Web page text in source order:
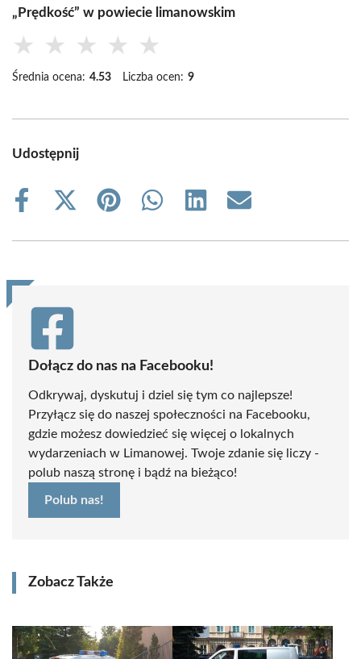
„Prędkość” w powiecie limanowskim
★ ★ ★ ★ ★
Średnia ocena: 4.53 Liczba ocen: 9
Udostępnij
Share
Share
(Twitter)
Share
Share
Share
Share
Dołącz do nas na Facebooku!
Odkrywaj, dyskutuj i dziel się tym co najlepsze!
Przyłącz się do naszej społeczności na Facebooku,
gdzie możesz dowiedzieć się więcej o lokalnych
wydarzeniach w Limanowej. Twoje zdanie się liczy -
polub naszą stronę i bądź na bieżąco!
Polub nas!
Zobacz Także